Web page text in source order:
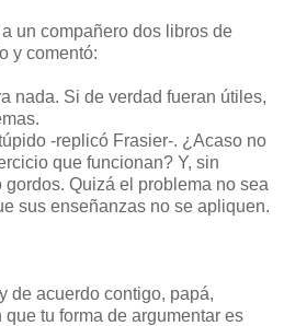
un compañero dos libros de
y comentó:
nada. Si de verdad fueran útiles,
-replicó Frasier-. ¿Acaso no
que funcionan? Y, sin
Quizá el problema no sea
sus enseñanzas no se apliquen.
de acuerdo contigo, papá,
tu forma de argumentar es